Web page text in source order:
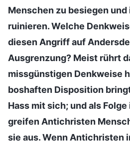
Menschen zu besiegen und
ruinieren. Welche
diesen Angriff auf
Ausgrenzung? Meist rührt
missgünstigen Denkweise
boshaften Disposition
Hass mit sich; und als
greifen Antichristen
sie aus. Wenn Antichristen